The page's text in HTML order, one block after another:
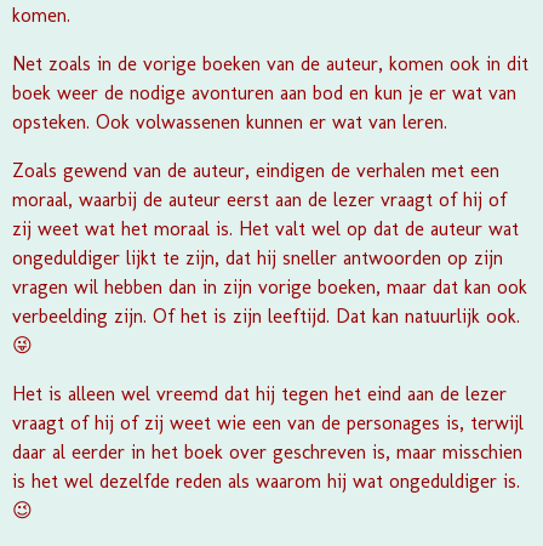
komen.
Net zoals in de vorige boeken van de auteur, komen ook in dit
boek weer de nodige avonturen aan bod en kun je er wat van
opsteken. Ook volwassenen kunnen er wat van leren.
Zoals gewend van de auteur, eindigen de verhalen met een
moraal, waarbij de auteur eerst aan de lezer vraagt of hij of
zij weet wat het moraal is. Het valt wel op dat de auteur wat
ongeduldiger lijkt te zijn, dat hij sneller antwoorden op zijn
vragen wil hebben dan in zijn vorige boeken, maar dat kan ook
verbeelding zijn. Of het is zijn leeftijd. Dat kan natuurlijk ook.
😜
Het is alleen wel vreemd dat hij tegen het eind aan de lezer
vraagt of hij of zij weet wie een van de personages is, terwijl
daar al eerder in het boek over geschreven is, maar misschien
is het wel dezelfde reden als waarom hij wat ongeduldiger is.
😉